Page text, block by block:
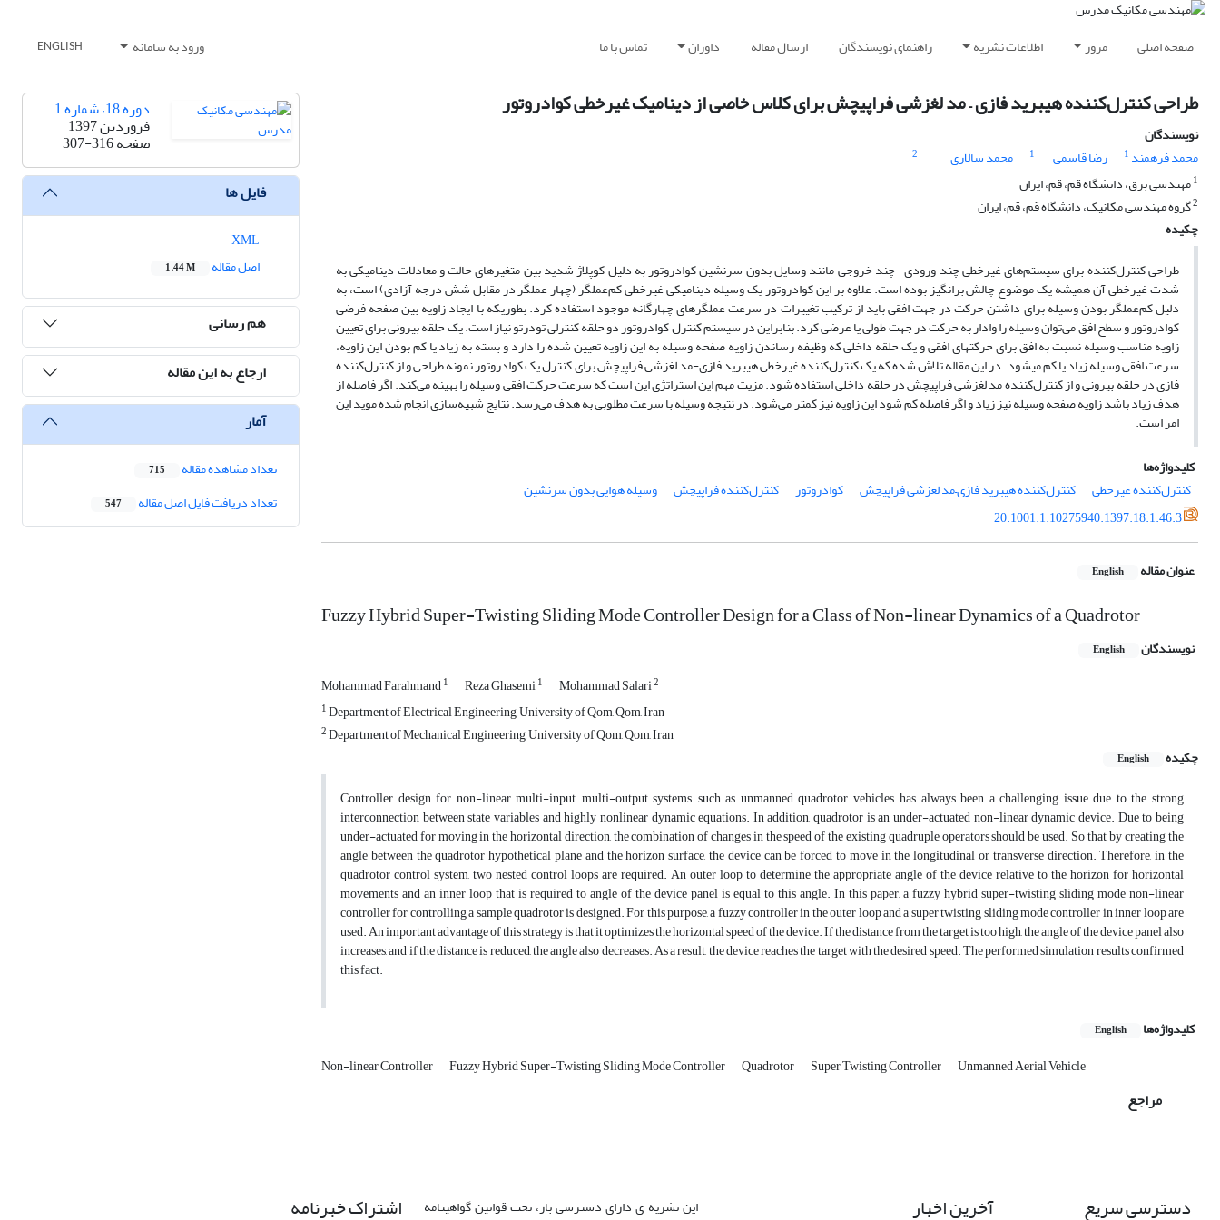
صفحه اصلی مرور اطلاعات نشریه راهنمای نویسندگان ارسال مقاله داوران تماس با ما ورود به سامانه ENGLISH
طراحی کنترل‌کننده هیبرید فازی – مد لغزشی فرا‌پیچش برای کلاس خاصی از دینامیک غیر‌‌خطی کوادروتور
نویسندگان
محمد فرهمند 1 رضا قاسمی 1 محمد سالاری
2
1مهندسی برق، دانشگاه قم، قم، ایران
2گروه مهندسی مکانیک، دانشگاه قم، قم، ایران
چکیده
طراحی کنترل‌کننده برای سیستم‌های غیر‌خطی چند ورودی- چند خروجی مانند وسایل بدون سرنشین کوادروتور به دلیل کوپلاژ شدید بین متغیرهای حالت و معادلات دینامیکی به
شدت غیرخطی آن همیشه یک موضوع چالش‌ برانگیز بوده است. علاوه بر این کوادروتور یک وسیله دینامیکی غیر‌خطی کم‌عملگر (چهار عملگر در مقابل شش درجه آزادی) است، به
دلیل کم‌عملگر بودن وسیله برای داشتن حرکت در جهت افقی باید از ترکیب تغییرات در سرعت عملگرهای چهارگانه موجود استفاده کرد. بطوریکه با ایجاد زاویه بین صفحه فرضی
کوادروتور و سطح افق می‌توان وسیله را وادار به حرکت در جهت طولی یا عرضی کرد. بنابراین در سیستم کنترل کوادروتور دو حلقه کنترلی تو‌در‌تو نیاز است. یک حلقه بیرونی برای تعیین
زاویه مناسب وسیله نسبت به افق برای حرکتهای افقی و یک حلقه داخلی که وظیفه رساندن زاویه صفحه وسیله به این زاویه تعیین شده را دارد و بسته به زیاد یا کم بودن این زاویه،
سرعت افقی وسیله زیاد یا کم میشود. در این مقاله تلاش شده که یک کنترل‌کننده غیر‌خطی هیبرید فازی‌-‌مد لغزشی فراپیچش برای کنترل یک کوادروتور نمونه طراحی و از کنترل‌کننده
فازی در حلقه بیرونی و از کنترل‌کننده مد لغزشی فراپیچش در حلقه داخلی استفاده شود. مزیت مهم این استراتژی این است که سرعت حرکت افقی وسیله را بهینه می‌کند. اگر فاصله از
هدف زیاد باشد زاویه صفحه وسیله نیز زیاد و اگر فاصله کم شود این زاویه نیز کمتر می‌شود. در نتیجه وسیله با سرعت مطلوبی به هدف می‌رسد. نتایج شبیه‌سازی انجام شده موید این
امر است.
کلیدواژه‌ها
کنترل‌کننده غیر‌خطی
کنترل‌کننده هیبرید فازی‌–‌مد لغزشی فراپیچش کوادروتور کنترل‌کننده فراپیچش
وسیله هوایی بدون سرنشین
20.1001.1.10275940.1397.18.1.46.3
عنوان مقاله English
Fuzzy Hybrid Super-Twisting Sliding Mode Controller Design for a Class of Non-linear Dynamics of a Quadrotor
نویسندگان English
Mohammad Farahmand1 Reza Ghasemi1 Mohammad Salari2
1Department of Electrical Engineering, University of Qom, Qom, Iran
2Department of Mechanical Engineering, University of Qom, Qom, Iran
چکیده
English
Controller design for non-linear multi-input, multi-output systems, such as unmanned quadrotor vehicles, has always been a challenging issue due to the strong
interconnection between state variables and highly nonlinear dynamic equations. In addition, quadrotor is an under-actuated non-linear dynamic device. Due to being
under-actuated for moving in the horizontal direction, the combination of changes in the speed of the existing quadruple operators should be used. So that, by creating the
angle between the quadrotor hypothetical plane and the horizon surface, the device can be forced to move in the longitudinal or transverse direction. Therefore, in the
quadrotor control system, two nested control loops are required. An outer loop to determine the appropriate angle of the device relative to the horizon for horizontal
movements and an inner loop that is required to angle of the device panel is equal to this angle. In this paper, a fuzzy hybrid super-twisting sliding mode non-linear
controller for controlling a sample quadrotor is designed. For this purpose, a fuzzy controller in the outer loop and a super twisting sliding mode controller in inner loop are
used. An important advantage of this strategy is that it optimizes the horizontal speed of the device. If the distance from the target is too high, the angle of the device panel also
increases, and if the distance is reduced, the angle also decreases. As a result, the device reaches the target with the desired speed. The performed simulation results confirmed
this fact.
کلیدواژه‌ها English
Non-linear Controller Fuzzy Hybrid Super-Twisting Sliding Mode Controller Quadrotor Super Twisting Controller Unmanned Aerial Vehicle
مراجع
دوره 18، شماره 1
فروردین 1397
صفحه307-316
فایل ها
اصل مقاله
1.44 M
هم رسانی
ارجاع به این مقاله
آمار
تعداد مشاهده مقاله 715
تعداد دریافت فایل اصل مقاله 547
دسترسی سریع آخرین اخبار این نشریه ی دارای دسترسی باز، تحت قوانین گواهینامه اشتراک خبرنامه